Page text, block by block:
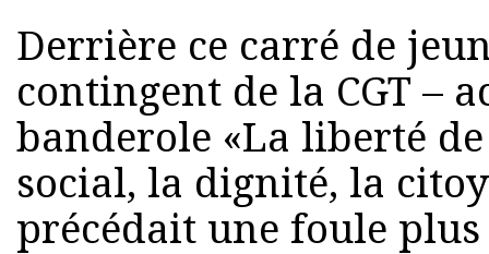
Derrière ce carré de
contingent de la CGT –
banderole «La liberté
social, la dignité, la
précédait une foule